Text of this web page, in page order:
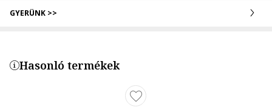
GYERÜNK >>
Hasonló termékek